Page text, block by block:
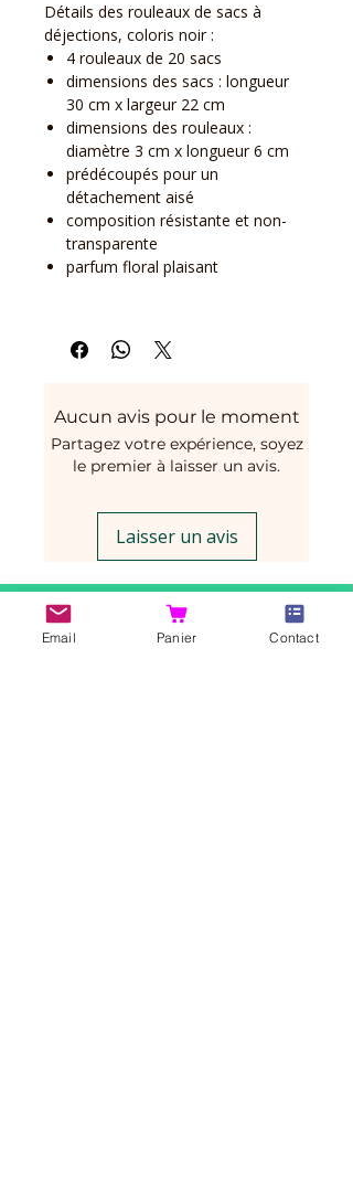
Détails des rouleaux de sacs à
déjections, coloris noir :
4 rouleaux de 20 sacs
dimensions des sacs : longueur
30 cm x largeur 22 cm
dimensions des rouleaux :
diamètre 3 cm x longueur 6 cm
prédécoupés pour un
détachement aisé
composition résistante et non-
transparente
parfum floral plaisant
Aucun avis pour le moment
Partagez votre expérience, soyez
le premier à laisser un avis.
Laisser un avis
Vous aimerez peut-être
Email Panier Contact